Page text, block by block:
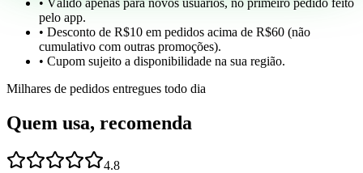
pelo app.
• Desconto de R$10 em pedidos acima de R$60 (não
cumulativo com outras promoções).
• Cupom sujeito a disponibilidade na sua região.
Milhares de pedidos entregues todo dia
Quem usa, recomenda
4.8